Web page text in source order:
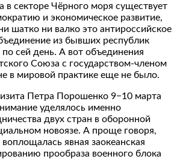
в секторе Чёрного моря существует
и экономическое развитие,
шатко ни валко это антироссийское
из бывших республик
сей день. А вот объединения
Союза с государством-членом
в мировой практике еще не было.
Петра Порошенко 9−10 марта
уделялось именно
двух стран в оборонной
новоязе. А проще говоря,
явная заокеанская
прообраза военного блока